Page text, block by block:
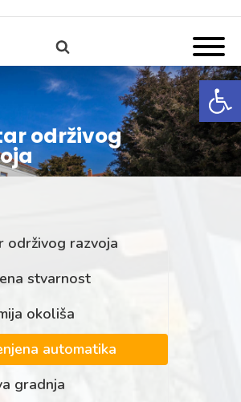
održivog
održivog razvoja
stvarnost
okoliša
automatika
gradnja